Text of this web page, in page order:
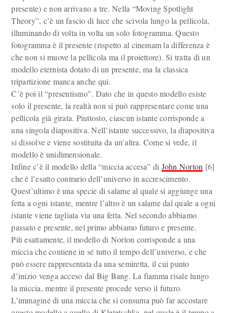
presente) e non arrivano a tre. Nella “Moving Spotlight
Theory”, c’è un fascio di luce che scivola lungo la pellicola,
illuminando di volta in volta un solo fotogramma. Questo
fotogramma è il presente (rispetto al cinemam la differenza è
che non si muove la pellicola ma il proiettore). Si tratta di un
modello eternista dotato di un presente, ma la classica
tripartizione manca anche qui.
C’è poi il “presentismo”. Dato che in questo modello esiste
solo il presente, la realtà non si può rappresentare come una
pellicola già girata. Piuttosto, ciascun istante corrisponde a
una singola diapositiva. Nell’istante successivo, la diapositiva
si dissolve e viene sostituita da un’altra. Come si vede, il
modello è unidimensionale.
Infine c’è il modello della “miccia accesa” di John Norton [6]
che è l’esatto contrario dell’universo in accrescimento.
Quest’ultimo è una specie di salame al quale si aggiunge una
fetta a ogni istante, mentre l’altro è un salame dal quale a ogni
istante viene tagliata via una fetta. Nel secondo abbiamo
passato e presente, nel primo abbiamo futuro e presente.
Più esattamente, il modello di Norton corrisponde a una
miccia che contiene in sé tutto il tempo dell’universo, e che
può essere rappresentata da una semiretta, il cui punto
d’inizio venga acceso dal Big Bang. La fiamma risale lungo
la miccia, mentre il presente procede verso il futuro.
L’immagine di una miccia che si consuma può far accostare